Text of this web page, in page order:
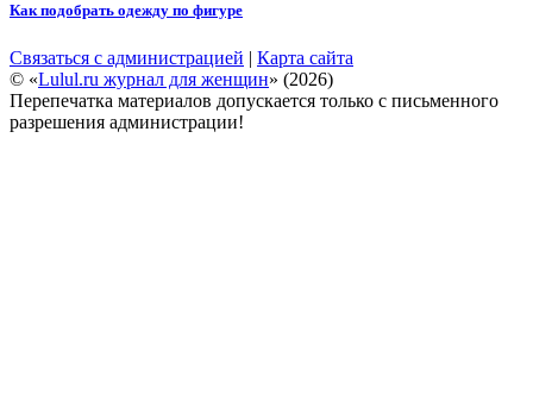
Как подобрать одежду по фигуре
Связаться с администрацией | Карта сайта
© «Lulul.ru журнал для женщин» (2026)
Перепечатка материалов допускается только с письменного
разрешения администрации!